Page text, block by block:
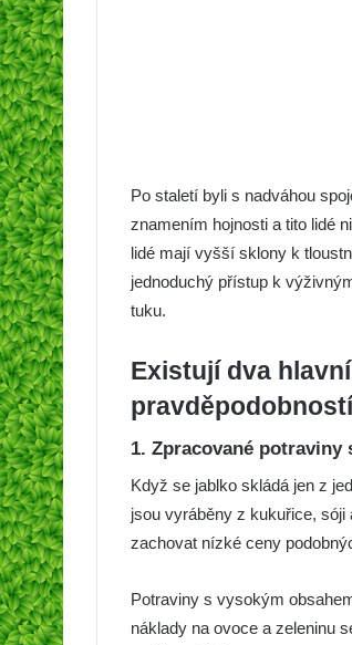
Po staletí byli s nadváhou
znamením hojnosti a tito lidé
lidé mají vyšší sklony k
jednoduchý přístup k
tuku.
Existují dva
1. Zpracované
Když se jablko skládá jen z
jsou vyráběny z kukuřice, sóji
zachovat nízké ceny
Potraviny s vysokým
náklady na ovoce a zeleninu